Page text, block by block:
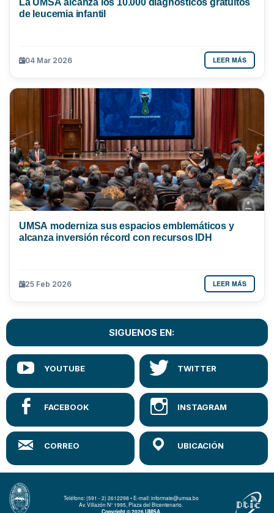
de leucemia infantil
04 Mar 2026 LEER MÁS
UMSA moderniza sus espacios emblemáticos y
alcanza inversión récord con recursos IDH
25 Feb 2026 LEER MÁS
SIGUENOS EN:
Teléfono: (591 - 2) 2612298 • E-mail: informate@umsa.bo
Av. Villazón N° 1995, Plaza del Bicentenario.